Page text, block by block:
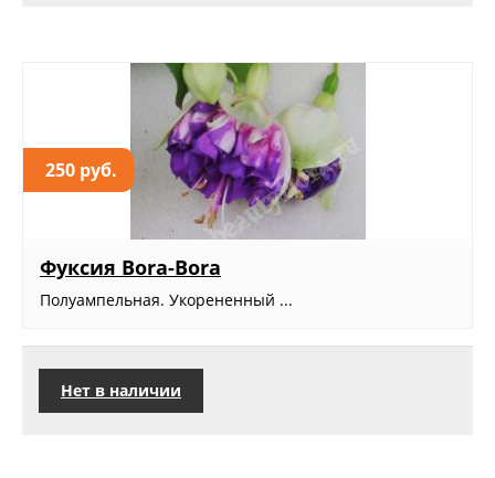
250 руб.
Фуксия Bora-Bora
Полуампельная. Укорененный ...
Нет в наличии